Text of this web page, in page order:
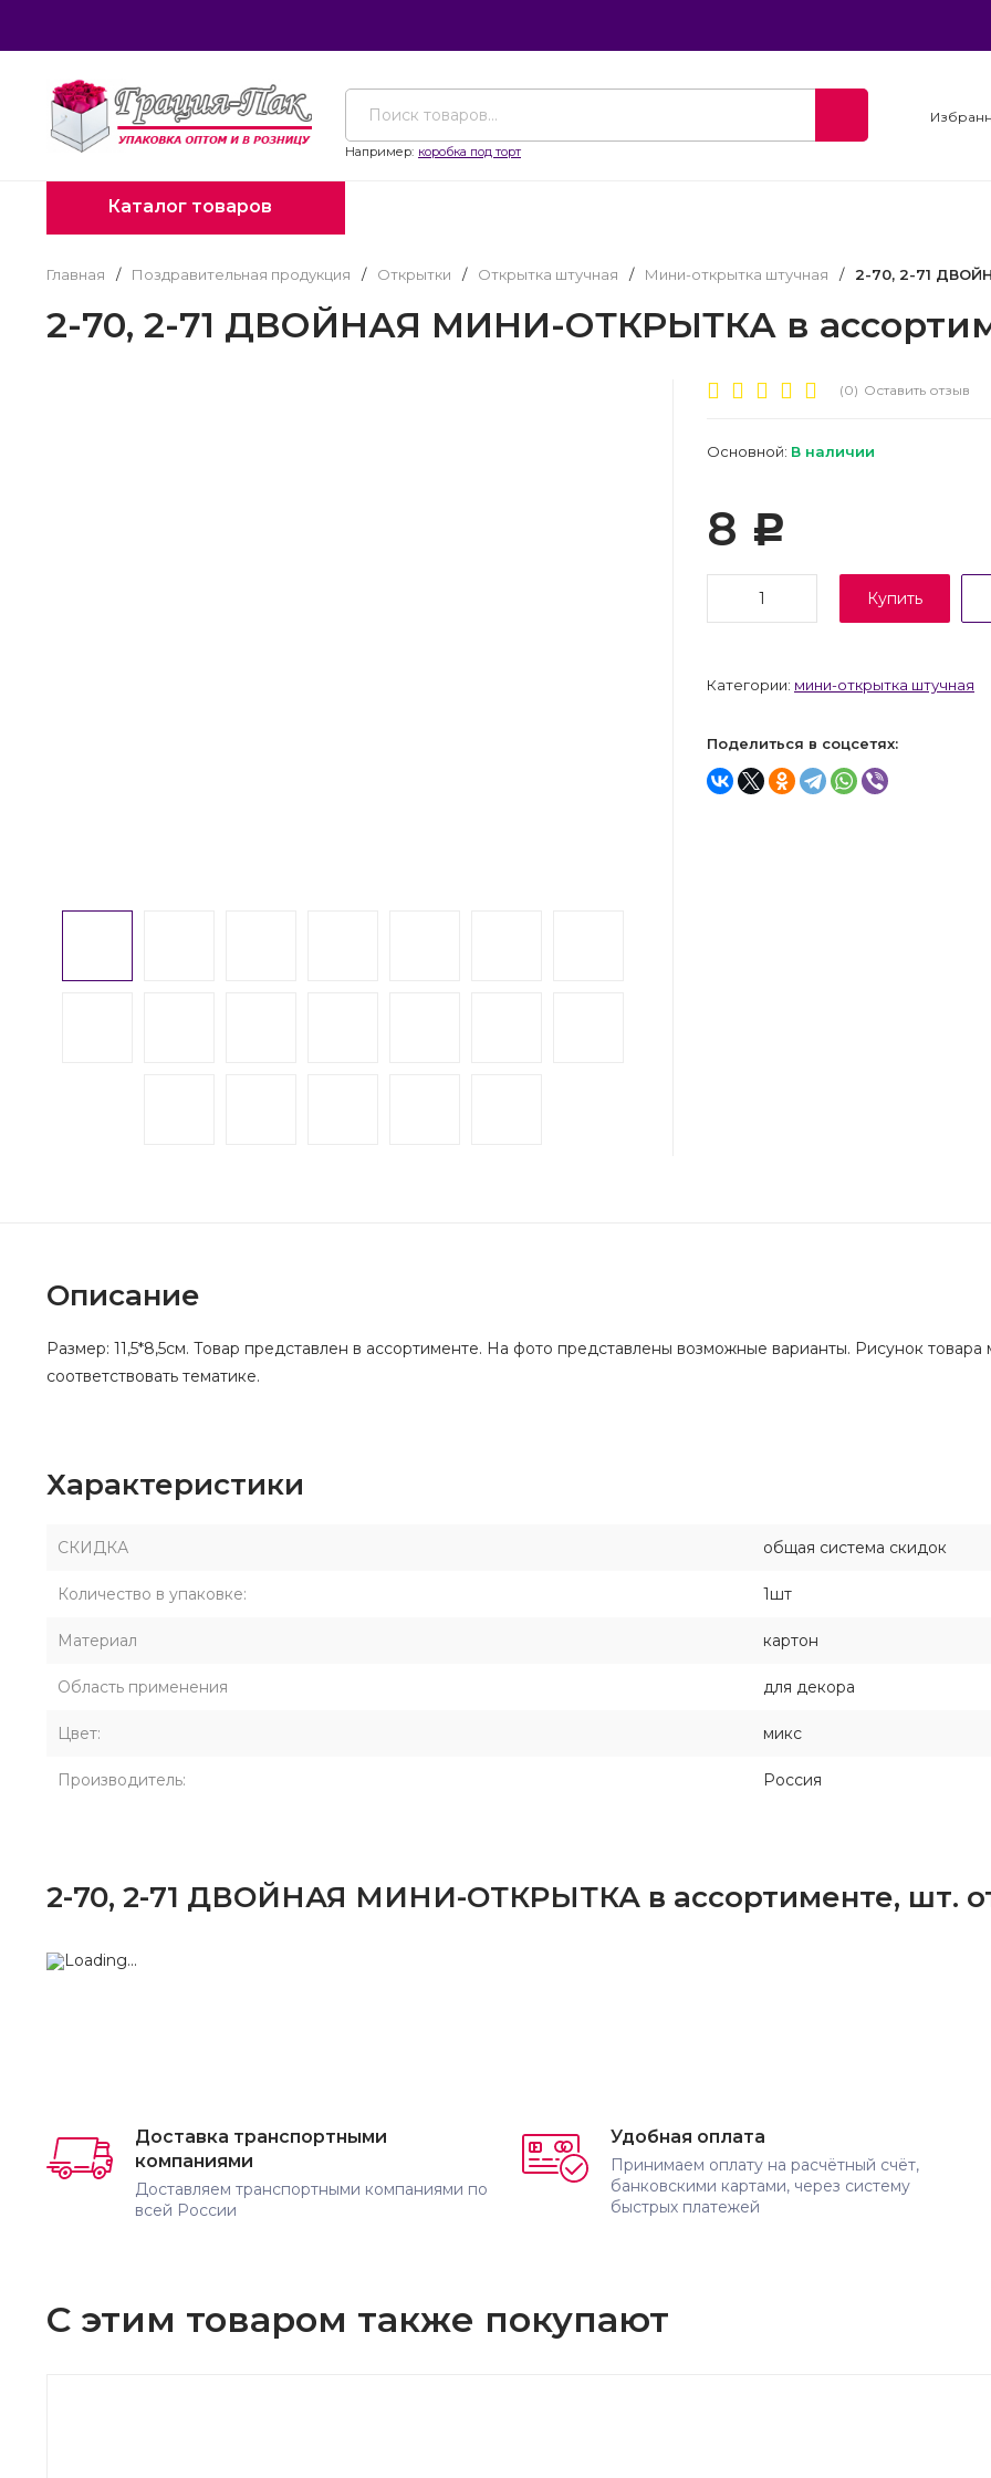
Например: коробка под торт
Каталог товаров
Главная / Поздравительная продукция / Открытки / Открытка штучная / Мини-открытка штучная / 2-70, 2-71
2-70, 2-71 ДВОЙНАЯ МИНИ-ОТКРЫТКА в
(0) Оставить отзыв
Основной: В наличии
8 Р
Купить
Категории: мини-открытка штучная
Поделиться в соцсетях:
Описание
Размер: 11,5*8,5см. Товар представлен в ассортименте. На фото представлены возможные варианты. Рисунок
соответствовать тематике.
Характеристики
СКИДКА общая система скидок
Количество в упаковке: 1шт
Материал картон
Область применения для декора
Цвет: микс
Производитель: Россия
2-70, 2-71 ДВОЙНАЯ МИНИ-ОТКРЫТКА в ассортименте, шт.
Доставка транспортными
компаниями
Доставляем транспортными компаниями по
всей России
Удобная оплата
Принимаем оплату на расчётный счёт,
банковскими картами, через систему
быстрых платежей
С этим товаром также покупают